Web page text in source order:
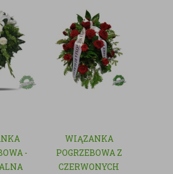
-
WIĄZANKA
POGRZEBOWA Z
CZERWONYCH